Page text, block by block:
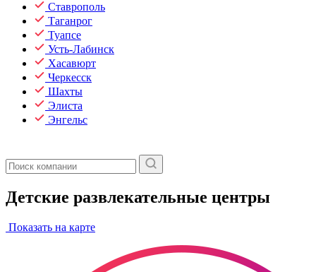
Ставрополь
Таганрог
Туапсе
Усть-Лабинск
Хасавюрт
Черкесск
Шахты
Элиста
Энгельс
Детские развлекательные центры
Показать на карте